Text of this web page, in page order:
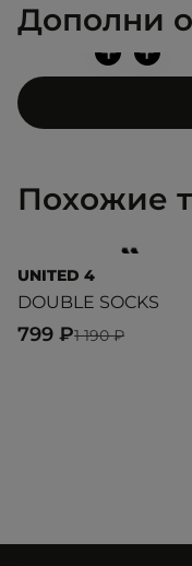
Дополни
+
+
Похожие
UNITED 4
DOUBLE SOCKS
1 190 ₽
799 ₽